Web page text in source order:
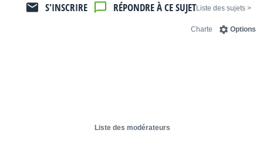
< Liste des sujets
RÉPONDRE À CE SUJET
S'INSCRIRE
Options
Charte
Liste des modérateurs